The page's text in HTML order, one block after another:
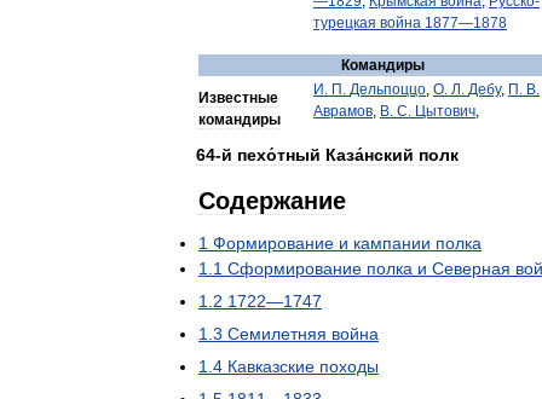
турецкая война 1877—1878
Командиры
Известные
командиры
И . П . Дельпоццо, О. Л . Дебу, П . В.
Аврамов, В. С. Цытович,
64-й пехо́тный Каза́нский полк
Содержание
1 Формирование и кампании полка
1 1 Сформирование полка и Северная
1 2 1722—1747
1 3 Семилетняя война
1 4 Кавказские походы